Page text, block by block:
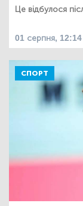
Це відбулося
01 серпня, 12:14
СПОРТ